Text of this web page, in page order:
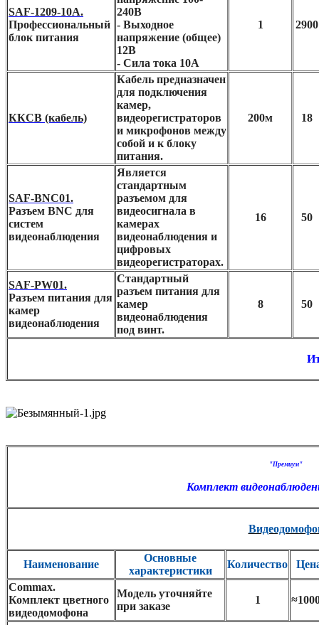
SAF-1209-10A.
Профессиональный
блок питания
240В
- Выходное
напряжение (общее)
12В
- Сила тока 10А
1 2900
ККСВ (кабель)
Кабель предназначен
для подключения
камер,
видеорегистраторов
и микрофонов между
собой и к блоку
питания.
200м 18
SAF-BNC01.
Разъем BNC для
систем
видеонаблюдения
Является
стандартным
разъемом для
видеосигнала в
камерах
видеонаблюдения и
цифровых
видеорегистраторах.
16 50
SAF-PW01.
Разъем питания для
камер
видеонаблюдения
Стандартный
разъем питания для
камер
видеонаблюдения
под винт.
8 50
"Премиум"
Комплект
Наименование
Основные
характеристики
Количество
Commax.
Комплект цветного
видеодомофона
Модель уточняйте
при заказе
1